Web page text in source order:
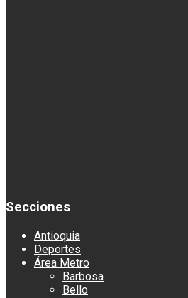
Secciones
Antioquia
Deportes
Área Metro
Barbosa
Bello